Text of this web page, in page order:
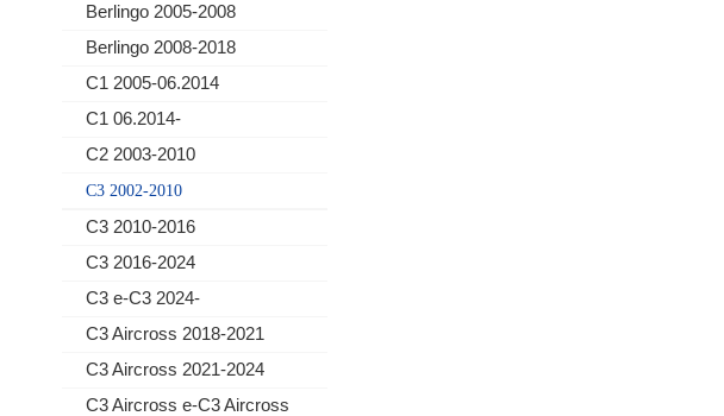
Berlingo 2005-2008
Berlingo 2008-2018
C1 2005-06.2014
C1 06.2014-
C2 2003-2010
C3 2002-2010
C3 2010-2016
C3 2016-2024
C3 e-C3 2024-
C3 Aircross 2018-2021
C3 Aircross 2021-2024
C3 Aircross e-C3 Aircross